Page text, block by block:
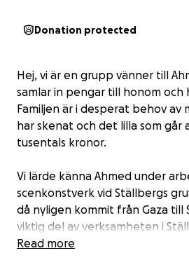
Donation protected
Hej, vi är en grupp vänner till
samlar in pengar till honom och
Familjen är i desperat behov av
har skenat och det lilla som går
tusentals kronor.
Vi lärde känna Ahmed under
scenkonstverk vid Ställbergs
då nyligen kommit från Gaza till
viktig del av verksamheten i
som volontär.
Read more